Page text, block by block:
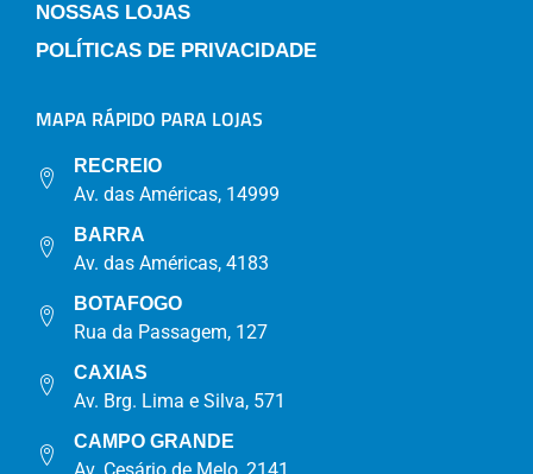
NOSSAS LOJAS
POLÍTICAS DE PRIVACIDADE
MAPA RÁPIDO PARA LOJAS
RECREIO
Av. das Américas, 14999
BARRA
Av. das Américas, 4183
BOTAFOGO
Rua da Passagem, 127
CAXIAS
Av. Brg. Lima e Silva, 571
CAMPO GRANDE